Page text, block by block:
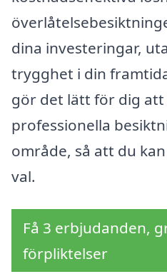
dina investeringar,
trygghet i din
gör det lätt för dig
professionella
område, så att du
val.
Få 3 erbjudanden,
förpliktelser